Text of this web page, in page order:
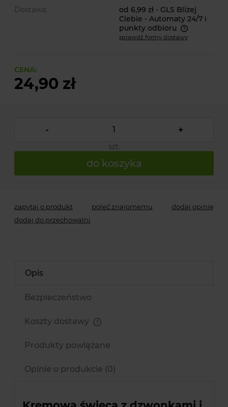
Dostawa:
od 6,99 zł - GLS Bliżej
Ciebie - Automaty 24/7 i
punkty odbioru
Cena nie zawiera ewentualnych kosztów płatności
sprawdź formy dostawy
CENA:
24,90 zł
- +
szt.
do koszyka
zapytaj o produkt poleć znajomemu
dodaj opinię
dodaj do przechowalni
Opis
Bezpieczeństwo
Koszty dostawy
Produkty powiązane
Opinie o produkcie (0)